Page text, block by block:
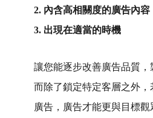
2. 內含高相關度的廣告內容
3. 出現在適當的時機
讓您能逐步改善廣告品質，
而除了鎖定特定客層之外
廣告，廣告才能更與目標觀